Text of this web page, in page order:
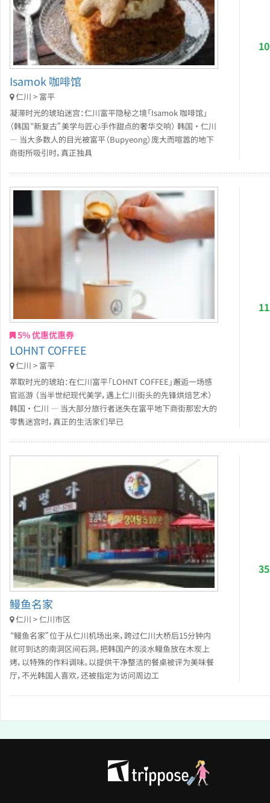
Isamok 咖啡馆
仁川 > 富平
凝滞时光的琥珀迷宫：仁川富平隐秘之境「Isamok 咖啡馆」
（韩国“新复古”美学与匠心手作甜点的奢华交响） 韩国 · 仁川
— 当大多数人的目光被富平（Bupyeong）庞大而喧嚣的地下
商街所吸引时，真正独具
5% 优惠优惠券
LOHNT COFFEE
仁川 > 富平
萃取时光的琥珀：在仁川富平「LOHNT COFFEE」邂逅一场感
官巡游 （当半世纪现代美学，遇上仁川街头的先锋烘焙艺术）
韩国 · 仁川 — 当大部分旅行者迷失在富平地下商街那宏大的
零售迷宫时，真正的生活家们早已
鳗鱼名家
仁川 > 仁川市区
“鳗鱼名家”位于从仁川机场出来，跨过仁川大桥后15分钟内
就可到达的南洞区间石洞。把韩国产的淡水鳗鱼放在木炭上
烤，以特殊的作料调味。以提供干净整洁的餐桌被评为美味餐
厅，不光韩国人喜欢，还被指定为访问周边工